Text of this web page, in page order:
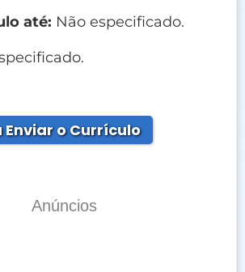
até: Não especificado.
o Currículo
Anúncios